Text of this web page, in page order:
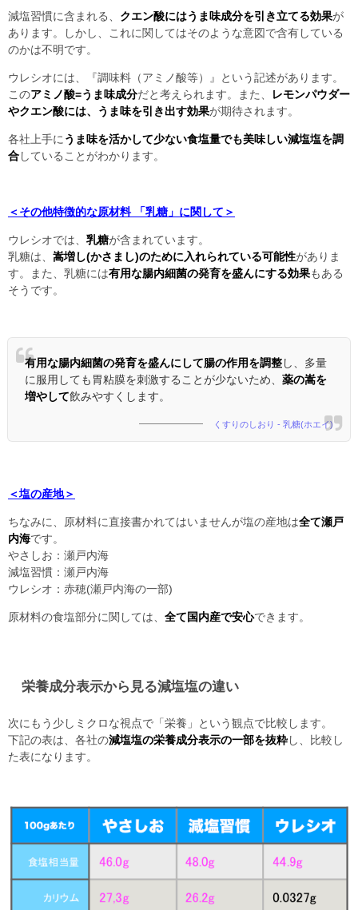
減塩習慣に含まれる、 クエン酸にはうま味成分を引き立てる効果が
あります。しかし、これに関してはそのような意図で含有している
のかは不明です。
ウレシオには、『調味料（アミノ酸等）』という記述があります。
このアミノ酸=うま味成分だと考えられます。また、
レモンパウダー
やクエン酸には、うま味を引き出す効果が期待されます。
各社上手にうま味を活かして少ない食塩量でも美味しい減塩塩を調
合していることがわかります。
＜その他特徴的な原材料 「乳糖」に関して＞
ウレシオでは、 乳糖が含まれています。
乳糖は、 嵩増し(かさまし)のために入れられている可能性がありま
す。また、乳糖には有用な腸内細菌の発育を盛んにする効果もある
そうです。
有用な腸内細菌の発育を盛んにして腸の作用を調整し、多量
に服用しても胃粘膜を刺激することが少ないため、 薬の嵩を
増やして飲みやすくします。
くすりのしおり - 乳糖(ホエイ)
＜塩の産地＞
ちなみに、原材料に直接書かれてはいませんが塩の産地は全て瀬戸
内海です。
やさしお：瀬戸内海
減塩習慣：瀬戸内海
ウレシオ：赤穂(瀬戸内海の一部)
原材料の食塩部分に関しては、 全て国内産で安心できます。
栄養成分表示から見る減塩塩の違い
次にもう少しミクロな視点で「栄養」という観点で比較します。
下記の表は、各社の減塩塩の栄養成分表示の一部を抜粋し、比較し
た表になります。